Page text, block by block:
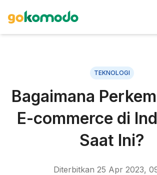
TEKNOLOGI
Bagaimana
E-commerce di
Saat Ini?
Diterbitkan 25 Apr 2023,